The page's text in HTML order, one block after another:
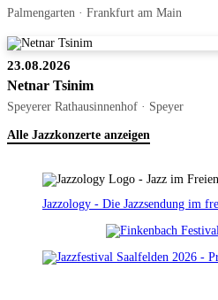
Palmengarten · Frankfurt am Main
23.08.2026
Netnar Tsinim
Speyerer Rathausinnenhof · Speyer
Alle Jazzkonzerte anzeigen
Jazzology - Die Jazzsendung im